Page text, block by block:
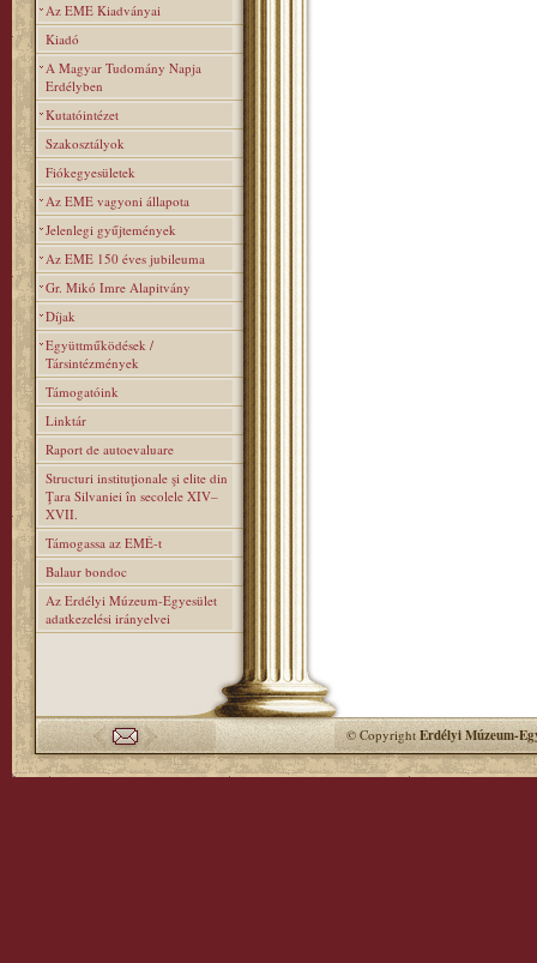
Az EME Kiadványai
Kiadó
A Magyar Tudomány Napja
Erdélyben
Kutatóintézet
Szakosztályok
Fiókegyesületek
Az EME vagyoni állapota
Jelenlegi gyűjtemények
Az EME 150 éves jubileuma
Gr. Mikó Imre Alapitvány
Díjak
Együttműködések /
Társintézmények
Támogatóink
Linktár
Raport de autoevaluare
Structuri instituţionale şi elite din
Ţara Silvaniei în secolele XIV–
XVII.
Támogassa az EMÉ-t
Balaur bondoc
Az Erdélyi Múzeum-Egyesület
adatkezelési irányelvei
© CopyrightErdélyi Múzeum-